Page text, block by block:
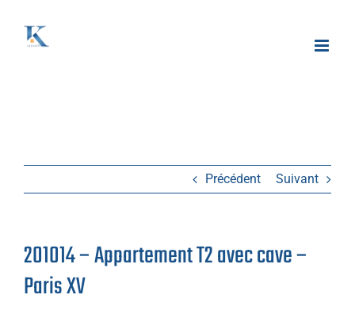
Précédent Suivant
201014 – Appartement T2 avec cave –
Paris XV